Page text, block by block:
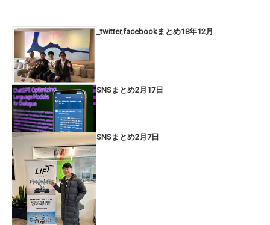
_twitter,facebookまとめ18年12月
SNSまとめ2月17日
SNSまとめ2月7日